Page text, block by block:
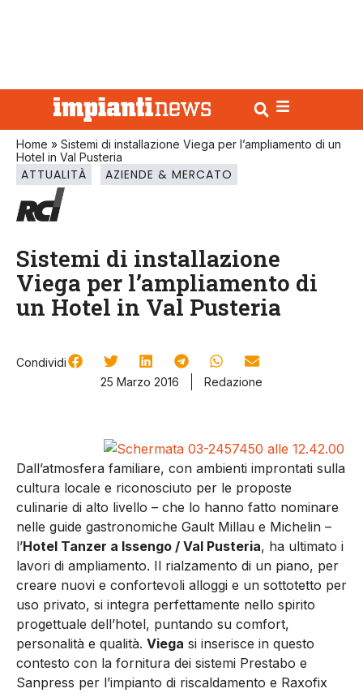
Home » Sistemi di installazione Viega per l’ampliamento di un
Hotel in Val Pusteria
ATTUALITÀ AZIENDE & MERCATO
Sistemi di installazione
Viega per l’ampliamento di
un Hotel in Val Pusteria
Condividi
25 Marzo 2016
Redazione
Dall’atmosfera familiare, con ambienti improntati sulla
cultura locale e riconosciuto per le proposte
culinarie di alto livello – che lo hanno fatto nominare
nelle guide gastronomiche Gault Millau e Michelin –
l’Hotel Tanzer a Issengo / Val Pusteria, ha ultimato i
lavori di ampliamento. Il rialzamento di un piano, per
creare nuovi e confortevoli alloggi e un sottotetto per
uso privato, si integra perfettamente nello spirito
progettuale dell’hotel, puntando su comfort,
personalità e qualità. Viega si inserisce in questo
contesto con la fornitura dei sistemi Prestabo e
Sanpress per l’impianto di riscaldamento e Raxofix